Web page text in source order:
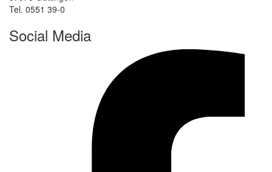
Tel. 0551 39-0
Social Media